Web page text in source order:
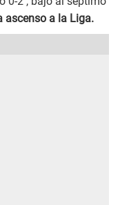
ascenso a la Liga.